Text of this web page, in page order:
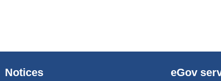
Notices eGov